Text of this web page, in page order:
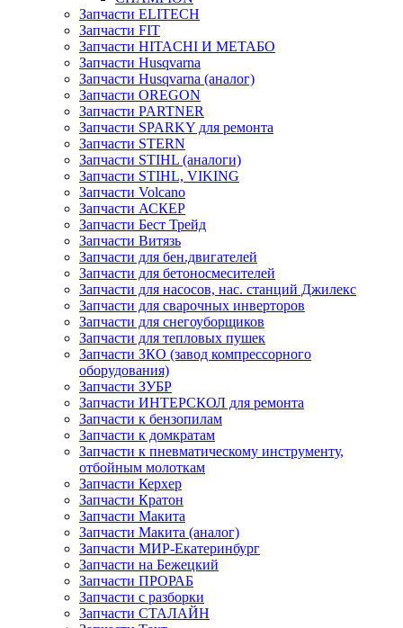
Запчасти ELITECH
Запчасти FIT
Запчасти HITACHI И МЕТАБО
Запчасти Husqvarna
Запчасти Husqvarna (аналог)
Запчасти OREGON
Запчасти PARTNER
Запчасти SPARKY для ремонта
Запчасти STERN
Запчасти STIHL (аналоги)
Запчасти STIHL, VIKING
Запчасти Volcano
Запчасти АСКЕР
Запчасти Бест Трейд
Запчасти Витязь
Запчасти для бен.двигателей
Запчасти для бетоносмесителей
Запчасти для насосов, нас. станций Джилекс
Запчасти для сварочных инверторов
Запчасти для снегоуборщиков
Запчасти для тепловых пушек
Запчасти ЗКО (завод компрессорного
оборудования)
Запчасти ЗУБР
Запчасти ИНТЕРСКОЛ для ремонта
Запчасти к бензопилам
Запчасти к домкратам
Запчасти к пневматическому инструменту,
отбойным молоткам
Запчасти Керхер
Запчасти Кратон
Запчасти Макита
Запчасти Макита (аналог)
Запчасти МИР-Екатеринбург
Запчасти на Бежецкий
Запчасти ПРОРАБ
Запчасти с разборки
Запчасти СТАЛАЙН